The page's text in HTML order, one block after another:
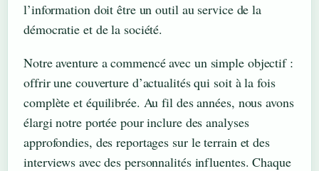
l’information doit être un outil au service de la
démocratie et de la société.
Notre aventure a commencé avec un simple objectif :
offrir une couverture d’actualités qui soit à la fois
complète et équilibrée. Au fil des années, nous avons
élargi notre portée pour inclure des analyses
approfondies, des reportages sur le terrain et des
interviews avec des personnalités influentes. Chaque